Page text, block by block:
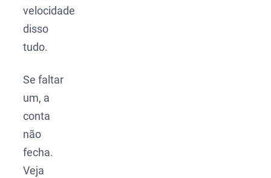
velocidade
disso
tudo.
Se faltar
um, a
conta
não
fecha.
Veja